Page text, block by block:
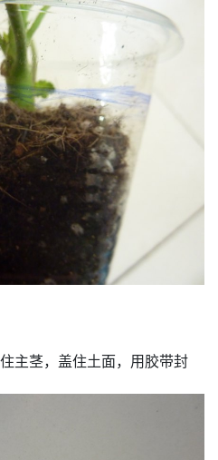
主茎，盖住土面，用胶带封